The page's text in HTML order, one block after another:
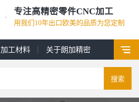
专注高精密零件CNC加工
用我们10年出口欧美的品质为您定制
加工材料 关于朗加精密
搜索